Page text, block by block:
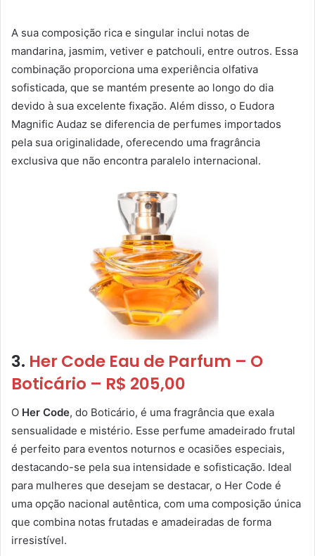
A sua composição rica e singular inclui notas de
mandarina, jasmim, vetiver e patchouli, entre outros. Essa
combinação proporciona uma experiência olfativa
sofisticada, que se mantém presente ao longo do dia
devido à sua excelente fixação. Além disso, o Eudora
Magnific Audaz se diferencia de perfumes importados
pela sua originalidade, oferecendo uma fragrância
exclusiva que não encontra paralelo internacional.
3. Her Code Eau de Parfum – O
Boticário – R$ 205,00
O Her Code, do Boticário, é uma fragrância que exala
sensualidade e mistério. Esse perfume amadeirado frutal
é perfeito para eventos noturnos e ocasiões especiais,
destacando-se pela sua intensidade e sofisticação. Ideal
para mulheres que desejam se destacar, o Her Code é
uma opção nacional autêntica, com uma composição única
que combina notas frutadas e amadeiradas de forma
irresistível.